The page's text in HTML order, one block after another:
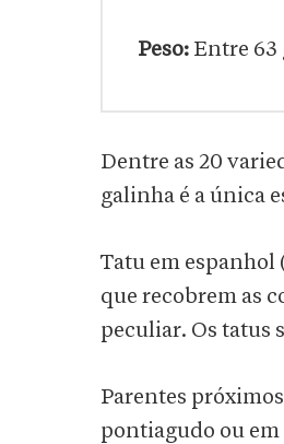
Peso: Entre 63
Dentre as 20
galinha é a única
Tatu em espanhol (
que recobrem as
peculiar. Os tatus
Parentes
pontiagudo ou em